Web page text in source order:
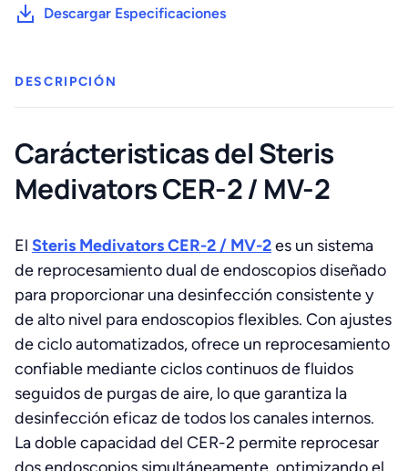
2
Descargar Especificaciones
DESCRIPCIÓN
Carácteristicas del Steris
Medivators CER-2 / MV-2
El Steris Medivators CER-2 / MV-2es un sistema
de reprocesamiento dual de endoscopios diseñado
para proporcionar una desinfección consistente y
de alto nivel para endoscopios flexibles. Con ajustes
de ciclo automatizados, ofrece un reprocesamiento
confiable mediante ciclos continuos de fluidos
seguidos de purgas de aire, lo que garantiza la
desinfección eficaz de todos los canales internos.
La doble capacidad del CER-2 permite reprocesar